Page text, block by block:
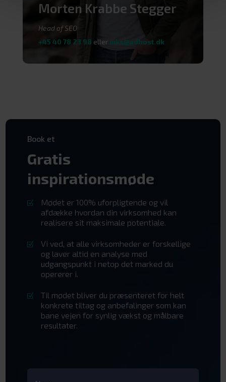
Morten Krabbe Stegger
Head of SEO
+45 40 78 23 98 eller mks@adhost.dk
Book et
Gratis
inspirationsmøde
Z
Mødet er 100% uforpligtende og vil
afdække hvordan din virksomhed kan
realisere sit maksimale potentiale.
Z
Vi ved, at alle virksomheder er forskellige
og laver altid en analyse med
udgangspunkt i netop det marked du
opererer i.
Z
Til mødet bliver du præsenteret for helt
konkrete tiltag og anbefalinger som kan
bane vejen for synlig vækst og målbare
resultater.